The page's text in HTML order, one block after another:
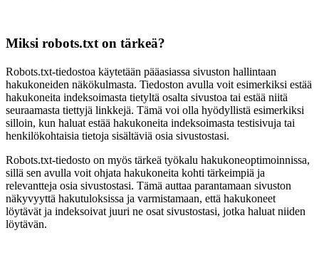
Miksi robots.txt on tärkeä?
Robots.txt-tiedostoa käytetään pääasiassa sivuston hallintaan
hakukoneiden näkökulmasta. Tiedoston avulla voit esimerkiksi estää
hakukoneita indeksoimasta tietyltä osalta sivustoa tai estää niitä
seuraamasta tiettyjä linkkejä. Tämä voi olla hyödyllistä esimerkiksi
silloin, kun haluat estää hakukoneita indeksoimasta testisivuja tai
henkilökohtaisia tietoja sisältäviä osia sivustostasi.
Robots.txt-tiedosto on myös tärkeä työkalu hakukoneoptimoinnissa,
sillä sen avulla voit ohjata hakukoneita kohti tärkeimpiä ja
relevantteja osia sivustostasi. Tämä auttaa parantamaan sivuston
näkyvyyttä hakutuloksissa ja varmistamaan, että hakukoneet
löytävät ja indeksoivat juuri ne osat sivustostasi, jotka haluat niiden
löytävän.